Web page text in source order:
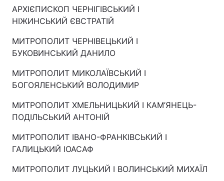
АРХІЄПИСКОП ЧЕРНІГІВСЬКИЙ І
НІЖИНСЬКИЙ ЄВСТРАТІЙ
МИТРОПОЛИТ ЧЕРНІВЕЦЬКИЙ І
БУКОВИНСЬКИЙ ДАНИЛО
МИТРОПОЛИТ МИКОЛАЇВСЬКИЙ І
БОГОЯЛЕНСЬКИЙ ВОЛОДИМИР
МИТРОПОЛИТ ХМЕЛЬНИЦЬКИЙ І КАМ’ЯНЕЦЬ-
ПОДІЛЬСЬКИЙ АНТОНІЙ
МИТРОПОЛИТ ІВАНО-ФРАНКІВСЬКИЙ І
ГАЛИЦЬКИЙ ІОАСАФ
МИТРОПОЛИТ ЛУЦЬКИЙ І ВОЛИНСЬКИЙ МИХАЇЛ